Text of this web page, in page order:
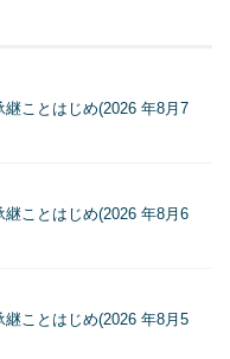
ことはじめ(2026 年8月7
ことはじめ(2026 年8月6
ことはじめ(2026 年8月5